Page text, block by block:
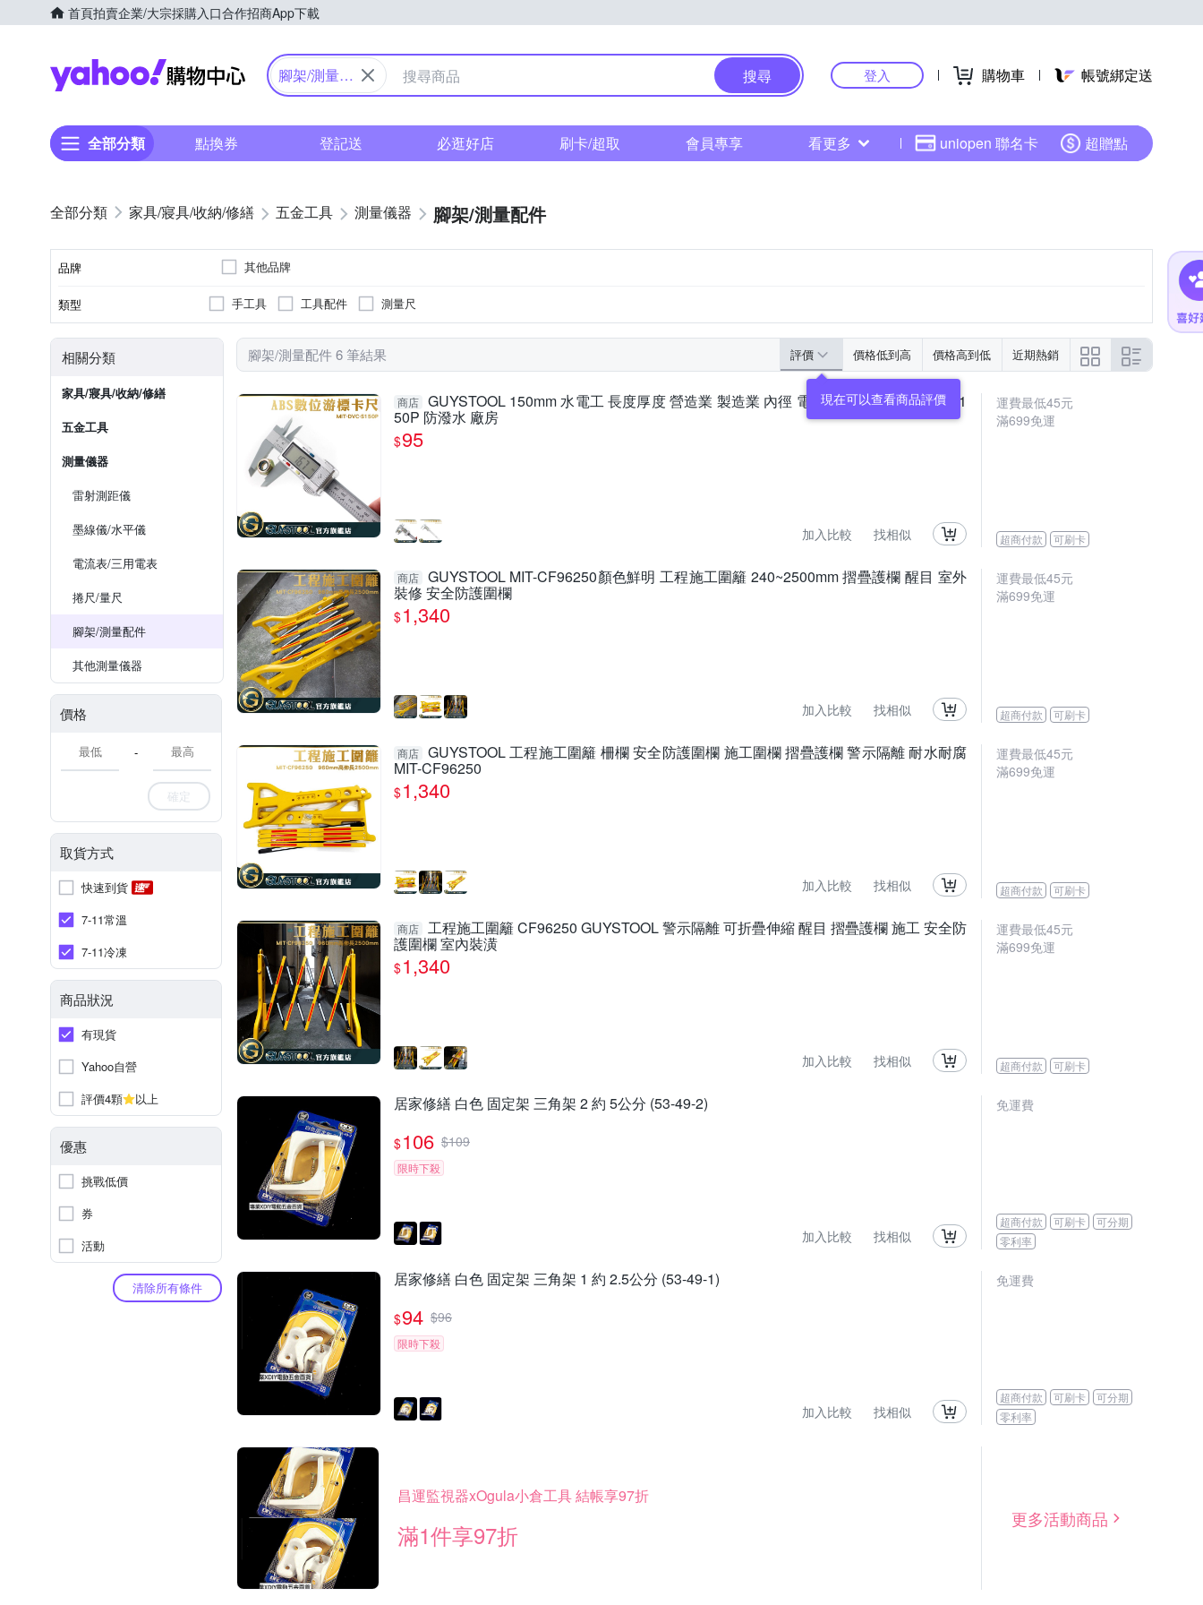
首頁拍賣企業/大宗採購入口合作招商App下載
Yahoo購物中心
腳架/測量配
搜尋 登入 購物車 帳號綁定送
全部分類 點換券 登記送 必逛好店 刷卡/超取 會員專享 看更多 uniopen 聯名卡 超贈點
家具/寢具/收納/修繕 五金工具 測量儀器 腳架/測量配件
品牌 其他品牌
類型 手工具 工具配件 測量尺
相關分類
家具/寢具/收納/修繕
五金工具
測量儀器
雷射測距儀
墨線儀/水平儀
電流表/三用電表
捲尺/量尺
腳架/測量配件
其他測量儀器
價格
-
確定
取貨方式
快速到貨
7-11常溫
7-11冷凍
商品狀況
有現貨
Yahoo自營
評價4顆
以上
優惠
挑戰低價
券
活動
清除所有條件
腳架/測量配件 6 筆結果 評價 價格低到高 價格高到低 近期熱銷
現在可以查看商品評價
商店 GUYSTOOL 150mm 水電工 長度厚度 營造業 製造業 內徑 電子數顯卡尺 MIT-DVC-S1
50P 防潑水 廠房
$95
加入比較 找相似
運費最低45元
滿699免運
超商付款 可刷卡
商店 GUYSTOOL MIT-CF96250顏色鮮明 工程施工圍籬 240~2500mm 摺疊護欄 醒目 室外
裝修 安全防護圍欄
$1,340
加入比較 找相似
運費最低45元
滿699免運
超商付款 可刷卡
商店 GUYSTOOL 工程施工圍籬 柵欄 安全防護圍欄 施工圍欄 摺疊護欄 警示隔離 耐水耐腐
MIT-CF96250
$1,340
加入比較 找相似
運費最低45元
滿699免運
超商付款 可刷卡
商店 工程施工圍籬 CF96250 GUYSTOOL 警示隔離 可折疊伸縮 醒目 摺疊護欄 施工 安全防
護圍欄 室內裝潢
$1,340
加入比較 找相似
運費最低45元
滿699免運
超商付款 可刷卡
居家修繕 白色 固定架 三角架 2 約 5公分 (53-49-2)
$106 $109
限時下殺
加入比較 找相似
免運費
超商付款 可刷卡
可分期
零利率
居家修繕 白色 固定架 三角架 1 約 2.5公分 (53-49-1)
$94 $96
限時下殺
加入比較 找相似
免運費
超商付款 可刷卡
可分期
零利率
昌運監視器xOgula小倉工具 結帳享97折
滿1件享97折
更多活動商品